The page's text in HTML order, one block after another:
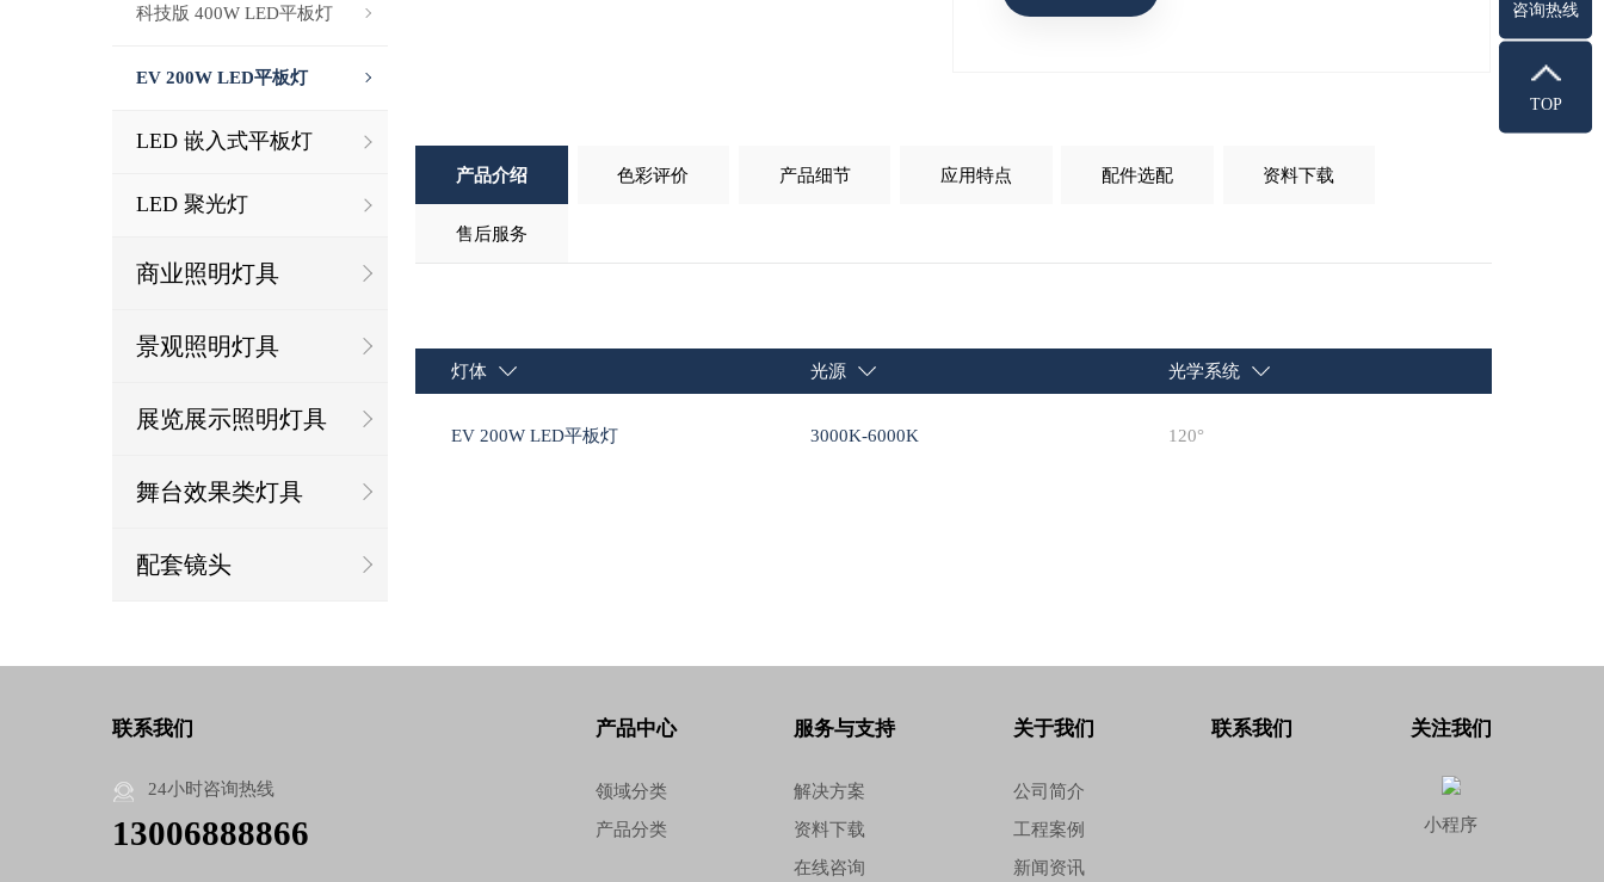
科技版 400W LED平板灯
EV 200W LED平板灯
LED 嵌入式平板灯
LED 聚光灯
商业照明灯具
景观照明灯具
展览展示照明灯具
舞台效果类灯具
配套镜头
产品介绍 色彩评价 产品细节 应用特点 配件选配 资料下载
售后服务
灯体
EV 200W LED平板灯
光源
3000K-6000K
光学系统
120°
联系我们
24小时咨询热线
13006888866
产品中心
领域分类
产品分类
服务与支持
解决方案
资料下载
在线咨询
关于我们
公司简介
工程案例
新闻资讯
联系我们 关注我们
小程序
咨询热线
TOP